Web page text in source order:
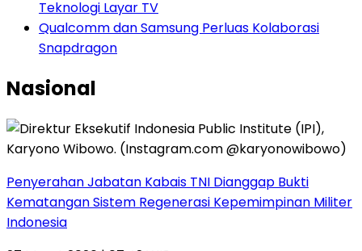
Teknologi Layar TV
Qualcomm dan Samsung Perluas Kolaborasi
Snapdragon
Nasional
Penyerahan Jabatan Kabais TNI Dianggap Bukti
Kematangan Sistem Regenerasi Kepemimpinan Militer
Indonesia